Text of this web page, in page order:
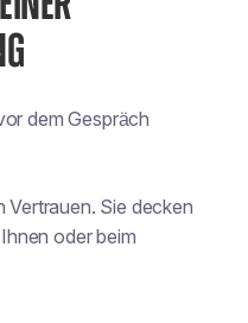
dem Gespräch
Sie decken
oder beim